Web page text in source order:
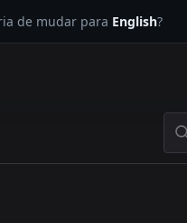
de mudar para English?